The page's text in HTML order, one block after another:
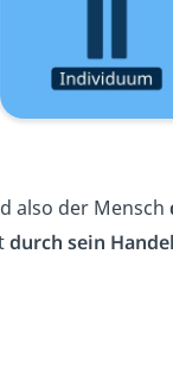
also der Mensch
durch sein